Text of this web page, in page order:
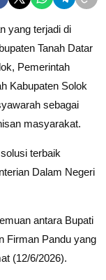
yang terjadi di
Tanah Datar
Pemerintah
Kabupaten Solok
sebagai
masyarakat.
terbaik
Dalam Negeri
antara Bupati
Firman Pandu yang
(12/6/2026).